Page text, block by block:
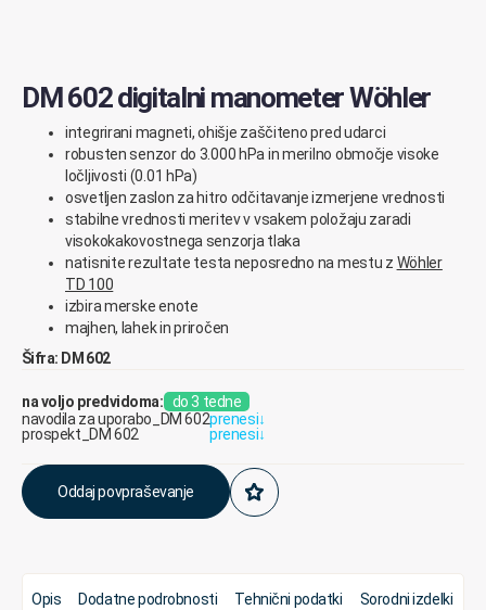
DM 602 digitalni manometer Wöhler
integrirani magneti, ohišje zaščiteno pred udarci
robusten senzor do 3.000 hPa in merilno območje visoke
ločljivosti (0.01 hPa)
osvetljen zaslon za hitro odčitavanje izmerjene vrednosti
stabilne vrednosti meritev v vsakem položaju zaradi
visokokakovostnega senzorja tlaka
natisnite rezultate testa neposredno na mestu z Wöhler
TD 100
izbira merske enote
majhen, lahek in priročen
Šifra: DM 602
na voljo predvidoma: do 3 tedne
navodila za uporabo_DM 602prenesi↓
prospekt_DM 602
prenesi↓
Oddaj povpraševanje
Opis Dodatne podrobnosti Tehnični podatki Sorodni izdelki